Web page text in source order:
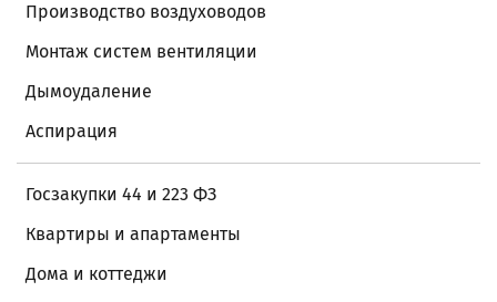
Производство воздуховодов
Монтаж систем вентиляции
Дымоудаление
Аспирация
Госзакупки 44 и 223 ФЗ
Квартиры и апартаменты
Дома и коттеджи